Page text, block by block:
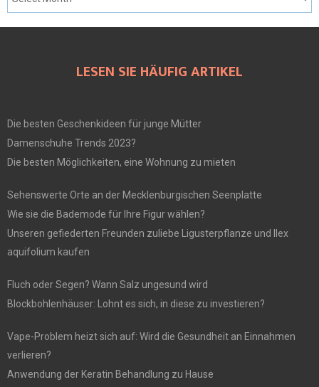
LESEN SIE HÄUFIG ARTIKEL
Die besten Geschenkideen für junge Mütter
Damenschuhe Trends 2023?
Die besten Möglichkeiten, eine Wohnung zu mieten
Sehenswerte Orte an der Mecklenburgischen Seenplatte
Wie sie die Bademode für Ihre Figur wählen?
Unseren gefiederten Freunden zuliebe Ligusterpflanze und Ilex
aquifolium kaufen
Fluch oder Segen? Wann Salz ungesund wird
Blockbohlenhäuser: Lohnt es sich, in diese zu investieren?
Vape-Problem heizt sich auf: Wird die Gesundheit an Einnahmen
verlieren?
Anwendung der Keratin Behandlung zu Hause